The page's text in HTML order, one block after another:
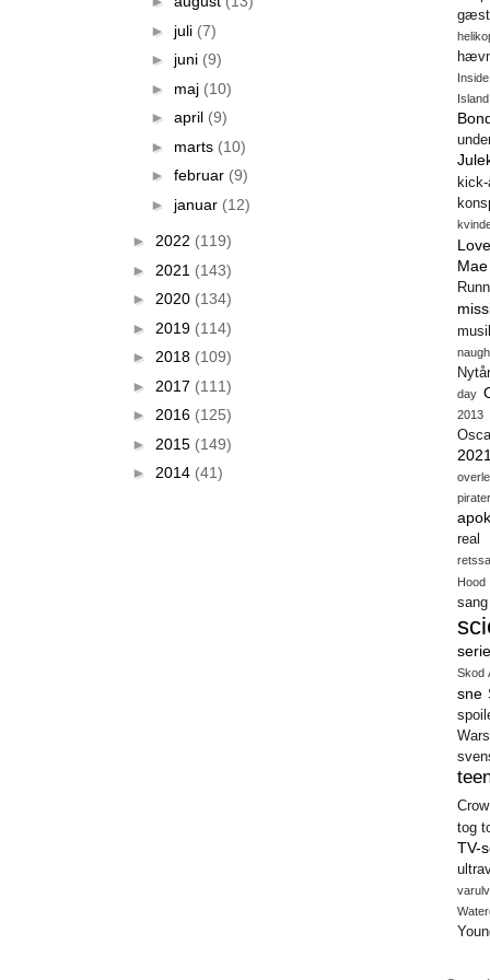
► juli (7)
► juni (9)
► maj (10)
► april (9)
► marts (10)
► februar (9)
► januar (12)
► 2022 (119)
► 2021 (143)
► 2020 (134)
► 2019 (114)
► 2018 (109)
► 2017 (111)
► 2016 (125)
► 2015 (149)
► 2014 (41)
Island
Nytår
day
2013
pirater
real
Hood
Skod
sne
Wars
Crow
tog
TV-
varulv